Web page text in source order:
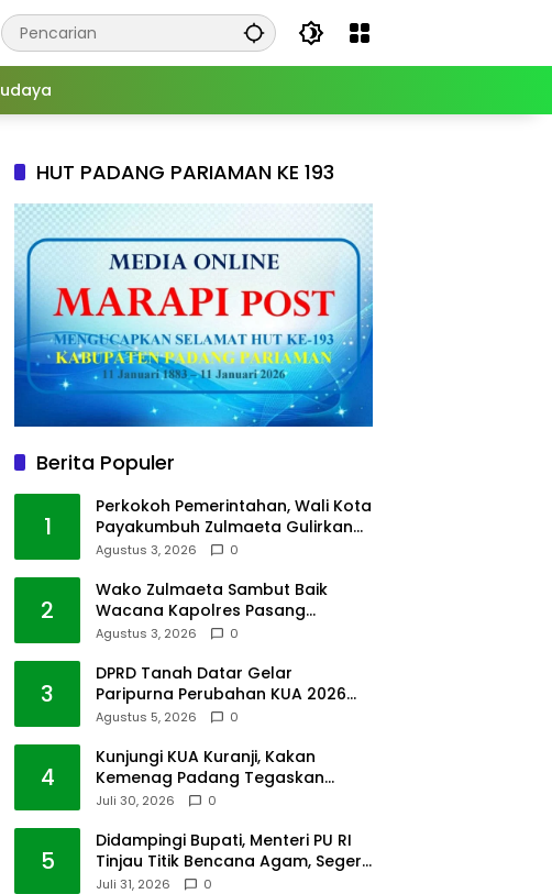
HUT PADANG PARIAMAN KE 193
Berita Populer
1
Perkokoh Pemerintahan, Wali Kota
Payakumbuh Zulmaeta Gulirkan
Jabatan
Agustus 3, 2026 0
2
Wako Zulmaeta Sambut Baik
Wacana Kapolres Pasang
Kamera Pantau Lalin
Agustus 3, 2026 0
3
DPRD Tanah Datar Gelar
Paripurna Perubahan KUA 2026
dan PPAS Tahun 2027
Agustus 5, 2026 0
4
Kunjungi KUA Kuranji, Kakan
Kemenag Padang Tegaskan
Terapkan Disiplin Kerja
Juli 30, 2026 0
5
Didampingi Bupati, Menteri PU RI
Tinjau Titik Bencana Agam, Segera
Dipulihkan
Juli 31, 2026 0